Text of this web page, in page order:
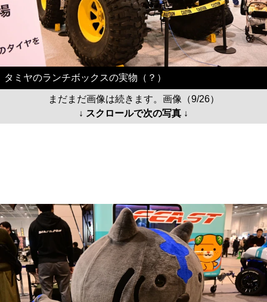
タミヤのランチボックスの実物（？）
まだまだ画像は続きます。画像（9/26）
↓ スクロールで次の写真 ↓